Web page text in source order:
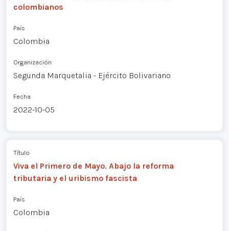
colombianos
País
Colombia
Organización
Segunda Marquetalia - Ejército Bolivariano
Fecha
2022-10-05
Título
Viva el Primero de Mayo. Abajo la reforma
tributaria y el uribismo fascista
País
Colombia